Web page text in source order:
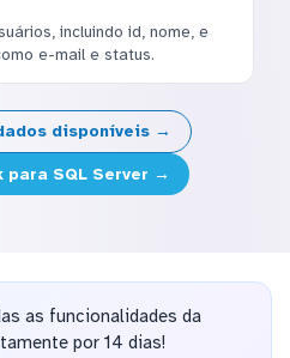
incluindo id, nome, e
e-mail e status.
disponíveis →
para SQL Server →
as funcionalidades da
por 14 dias!